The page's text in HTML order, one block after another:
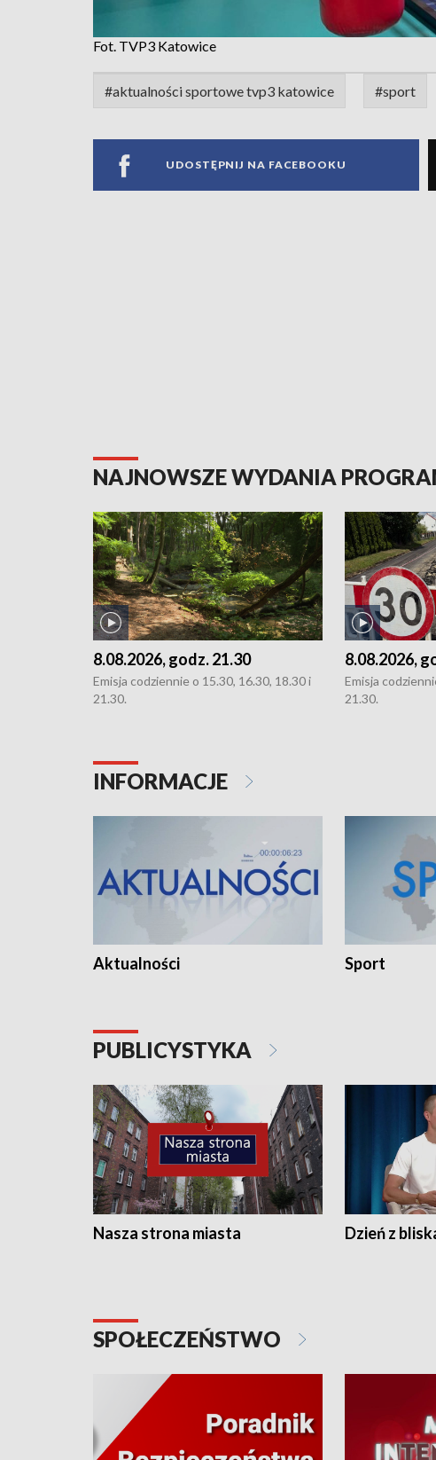
Fot. TVP3 Katowice
#aktualności sportowe tvp3 katowice #sport
UDOSTĘPNIJ NA FACEBOOKU
NAJNOWSZE WYDANIA
8.08.2026, godz. 21.30
Emisja codziennie o 15.30, 16.30, 18.30 i
21.30.
8.08.2026,
Emisja
21.30.
INFORMACJE
Aktualności Sport
PUBLICYSTYKA
Nasza strona miasta Dzień z
SPOŁECZEŃSTWO